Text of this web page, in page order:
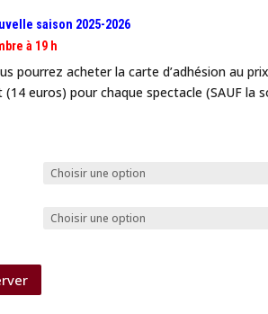
saison 2025-2026
à 19 h
pourrez acheter la carte d’adhésion au
euros) pour chaque spectacle (SAUF la